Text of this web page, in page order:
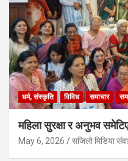
धर्म, संस्कृति विविध समाचार
महिला सुरक्षा र अनुभव
May 6, 2026 सजिलो मिडिया